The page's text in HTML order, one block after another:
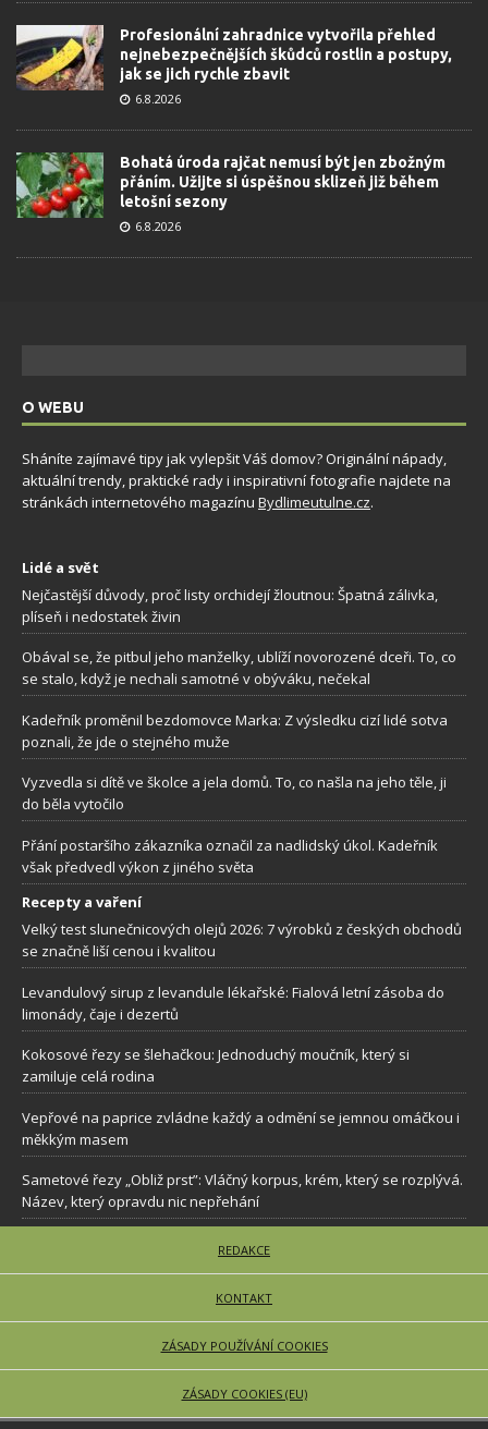
Profesionální zahradnice vytvořila přehled
nejnebezpečnějších škůdců rostlin a postupy,
jak se jich rychle zbavit
6.8.2026
Bohatá úroda rajčat nemusí být jen zbožným
přáním. Užijte si úspěšnou sklizeň již během
letošní sezony
6.8.2026
O WEBU
Sháníte zajímavé tipy jak vylepšit Váš domov? Originální nápady,
aktuální trendy, praktické rady i inspirativní fotografie najdete na
stránkách internetového magazínu Bydlimeutulne.cz.
Lidé a svět
Nejčastější důvody, proč listy orchidejí žloutnou: Špatná zálivka,
plíseň i nedostatek živin
Obával se, že pitbul jeho manželky, ublíží novorozené dceři. To, co
se stalo, když je nechali samotné v obýváku, nečekal
Kadeřník proměnil bezdomovce Marka: Z výsledku cizí lidé sotva
poznali, že jde o stejného muže
Vyzvedla si dítě ve školce a jela domů. To, co našla na jeho těle, ji
do běla vytočilo
Přání postaršího zákazníka označil za nadlidský úkol. Kadeřník
však předvedl výkon z jiného světa
Recepty a vaření
Velký test slunečnicových olejů 2026: 7 výrobků z českých obchodů
se značně liší cenou i kvalitou
Levandulový sirup z levandule lékařské: Fialová letní zásoba do
limonády, čaje i dezertů
Kokosové řezy se šlehačkou: Jednoduchý moučník, který si
zamiluje celá rodina
Vepřové na paprice zvládne každý a odmění se jemnou omáčkou i
měkkým masem
Sametové řezy „Obliž prst”: Vláčný korpus, krém, který se rozplývá.
Název, který opravdu nic nepřehání
REDAKCE
KONTAKT
ZÁSADY POUŽÍVÁNÍ COOKIES
ZÁSADY COOKIES (EU)